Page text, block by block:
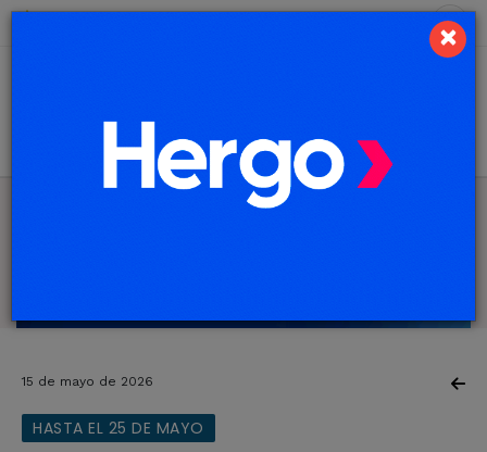
15 de mayo de 2026
HASTA EL 25 DE MAYO
×